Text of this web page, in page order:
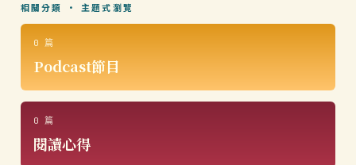
相關分類 · 主題式瀏覽
0 篇
Podcast節目
0 篇
閱讀心得